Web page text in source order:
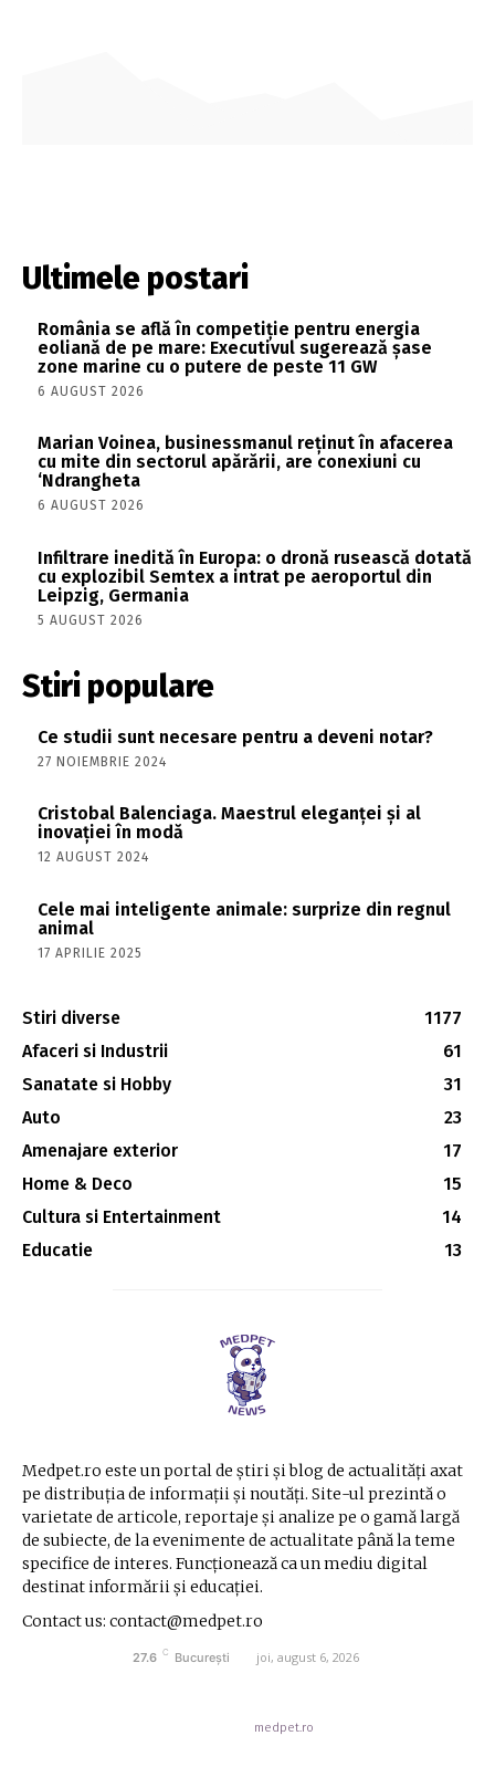
Ultimele postari
România se află în competiție pentru energia
eoliană de pe mare: Executivul sugerează șase
zone marine cu o putere de peste 11 GW
6 AUGUST 2026
Marian Voinea, businessmanul reținut în afacerea
cu mite din sectorul apărării, are conexiuni cu
‘Ndrangheta
6 AUGUST 2026
Infiltrare inedită în Europa: o dronă rusească dotată
cu explozibil Semtex a intrat pe aeroportul din
Leipzig, Germania
5 AUGUST 2026
Stiri populare
Ce studii sunt necesare pentru a deveni notar?
27 NOIEMBRIE 2024
Cristobal Balenciaga. Maestrul eleganței și al
inovației în modă
12 AUGUST 2024
Cele mai inteligente animale: surprize din regnul
animal
17 APRILIE 2025
Stiri diverse
1177
Afaceri si Industrii
61
Sanatate si Hobby
31
Auto
23
Amenajare exterior
17
Home & Deco
15
Cultura si Entertainment
14
Educatie
13
Medpet.ro este un portal de știri și blog de actualități axat
pe distribuția de informații și noutăți. Site-ul prezintă o
varietate de articole, reportaje și analize pe o gamă largă
de subiecte, de la evenimente de actualitate până la teme
specifice de interes. Funcționează ca un mediu digital
destinat informării și educației.
Contact us: contact@medpet.ro
27.6 C București joi, august 6, 2026
medpet.ro